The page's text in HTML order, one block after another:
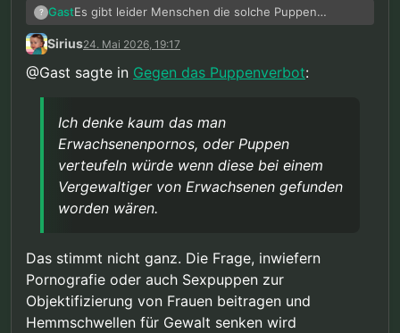
? GastEs gibt leider Menschen die solche Puppen
besitzen und bereits Kinder missbraucht haben.
Aus diesen Fällen folgt dann leider schnell die
wegen sexuellen Missbrauchs eines Kindes
Inhalte in Tateinheit mit Besitz von
Sexpuppen mit kindlichem Erscheinungsbild
zu einer Gesamtfreiheitsstrafe von zwei
Jahren verurteilt sowie die Einziehung
verschiedener Gegenstände angeordnet.
Es gibt Vergewaltiger mit Sexspielzeug und
Vergewaltiger ohne Sexspielzeug. Das ein Mensch
das passende Stimulationsmittel für sich selbst
Ich denke kaum das man Erwachsenenpornos, oder
Puppen verteufeln würde wenn diese bei einem
Vergewaltiger von Erwachsenen gefunden worden
wären.
Sirius24. Mai 2026, 19:17
@Gast sagte in Gegen das Puppenverbot:
Ich denke kaum das man
Erwachsenenpornos, oder Puppen
verteufeln würde wenn diese bei einem
Vergewaltiger von Erwachsenen gefunden
worden wären.
Das stimmt nicht ganz. Die Frage, inwiefern
Pornografie oder auch Sexpuppen zur
Objektifizierung von Frauen beitragen und
Hemmschwellen für Gewalt senken wird